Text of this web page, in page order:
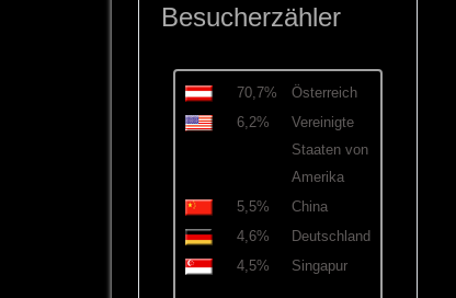
Besucherzähler
70,7%
Österreich
6,2%
Vereinigte
Staaten von
Amerika
5,5%
China
4,6%
Deutschland
4,5%
Singapur